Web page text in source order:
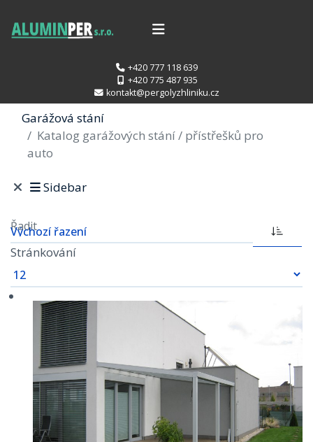
+420 777 118 639
+420 775 487 935
kontakt@pergolyzhliniku.cz
Garážová stání
Katalog garážových stání / přístřešků pro
auto
Sidebar
Řadit
Stránkování